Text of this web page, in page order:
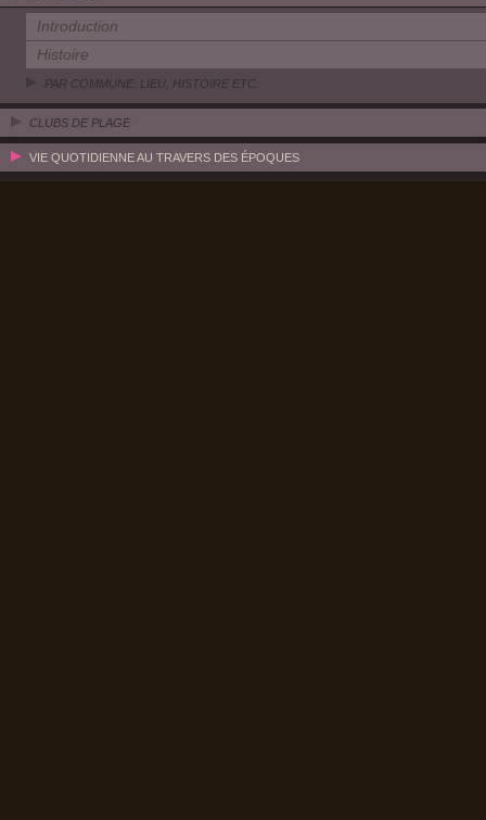
Introduction
Histoire
PAR COMMUNE: LIEU, HISTOIRE ETC.
CLUBS DE PLAGE
VIE QUOTIDIENNE AU TRAVERS DES ÉPOQUES